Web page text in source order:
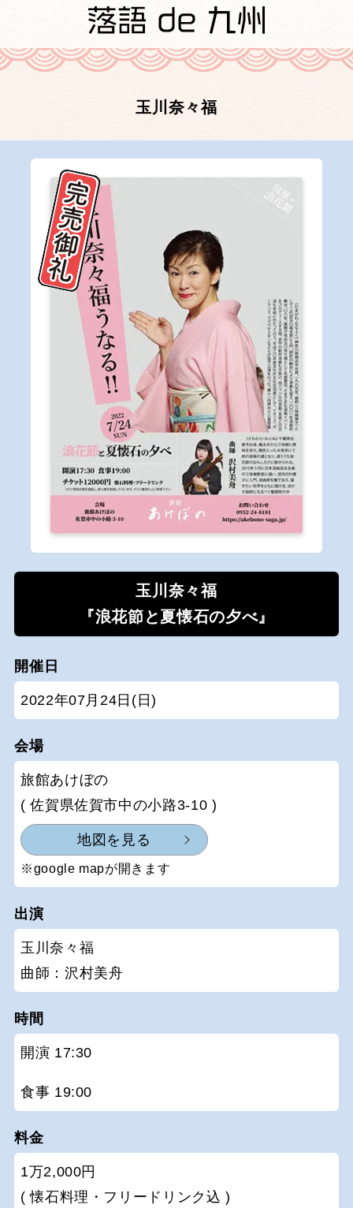
玉川奈々福
玉川奈々福
『浪花節と夏懐石の夕べ』
開催日
2022年07月24日(日)
会場
旅館あけぼの
( 佐賀県佐賀市中の小路3-10 )
地図を見る
※google mapが開きます
出演
玉川奈々福
曲師：沢村美舟
時間
開演 17:30
食事 19:00
料金
1万2,000円
( 懐石料理・フリードリンク込 )